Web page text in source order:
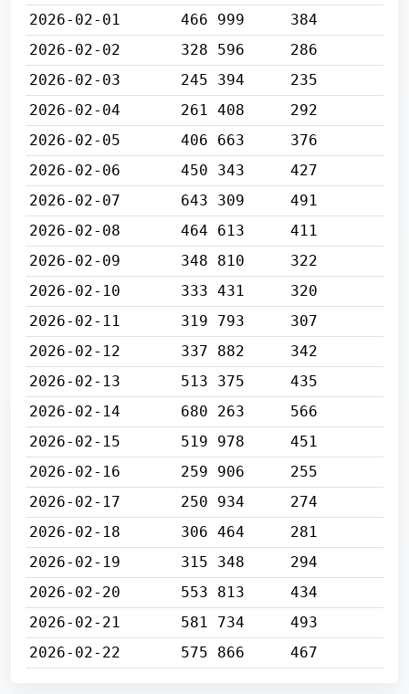
2026-02-01
466 999
384
2026-02-02
328 596
286
2026-02-03
245 394
235
2026-02-04
261 408
292
2026-02-05
406 663
376
2026-02-06
450 343
427
2026-02-07
643 309
491
2026-02-08
464 613
411
2026-02-09
348 810
322
2026-02-10
333 431
320
2026-02-11
319 793
307
2026-02-12
337 882
342
2026-02-13
513 375
435
2026-02-14
680 263
566
2026-02-15
519 978
451
2026-02-16
259 906
255
2026-02-17
250 934
274
2026-02-18
306 464
281
2026-02-19
315 348
294
2026-02-20
553 813
434
2026-02-21
581 734
493
2026-02-22
575 866 467